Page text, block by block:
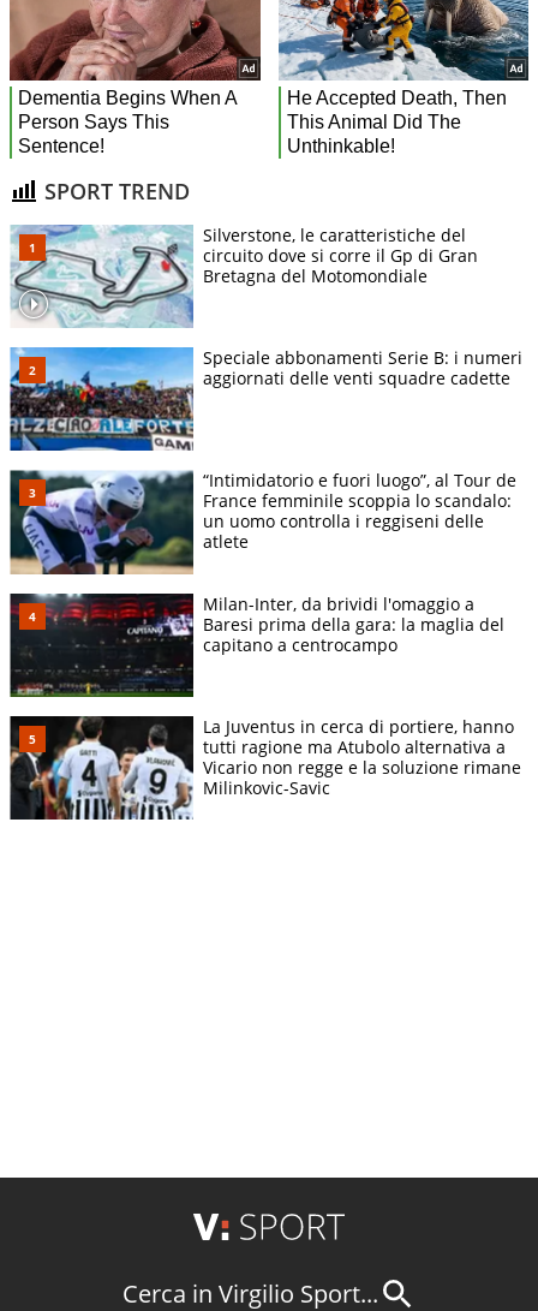
SPORT TREND
Silverstone, le caratteristiche del
circuito dove si corre il Gp di Gran
Bretagna del Motomondiale
Speciale abbonamenti Serie B: i numeri
aggiornati delle venti squadre cadette
“Intimidatorio e fuori luogo”, al Tour de
France femminile scoppia lo scandalo:
un uomo controlla i reggiseni delle
atlete
Milan-Inter, da brividi l'omaggio a
Baresi prima della gara: la maglia del
capitano a centrocampo
La Juventus in cerca di portiere, hanno
tutti ragione ma Atubolo alternativa a
Vicario non regge e la soluzione rimane
Milinkovic-Savic
Cerca in Virgilio Sport...